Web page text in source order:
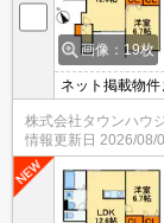
画像：19枚
ネット掲載物件
ウジング】に
は事前にご相談
株式会社タウンハウ
情報更新日 2026/08/